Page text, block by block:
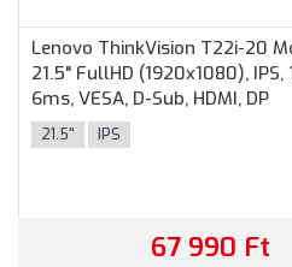
Lenovo ThinkVision T22i-20
21.5" FullHD (1920x1080),
6ms, VESA, D-Sub, HDMI, DP
21.5" IPS
67 990 Ft